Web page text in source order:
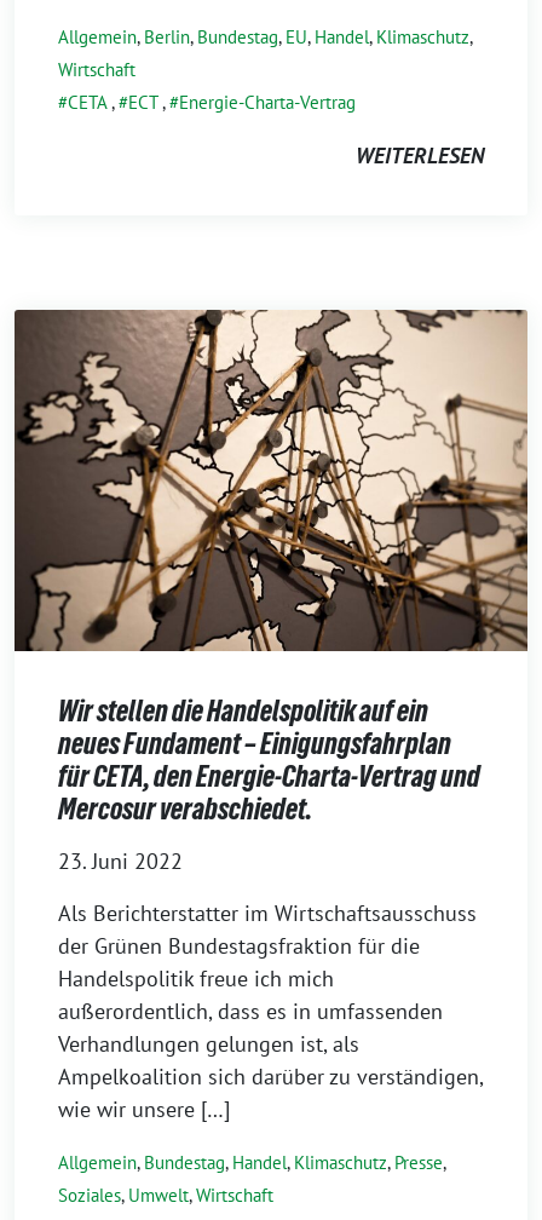
Allgemein, Berlin, Bundestag, EU, Handel, Klimaschutz,
Wirtschaft
CETA, ECT, Energie-Charta-Vertrag
WEITERLESEN
Wir stellen die Handelspolitik auf ein
neues Fundament – Einigungsfahrplan
für CETA, den Energie-Charta-Vertrag und
Mercosur verabschiedet.
23. Juni 2022
Als Berichterstatter im Wirtschaftsausschuss
der Grünen Bundestagsfraktion für die
Handelspolitik freue ich mich
außerordentlich, dass es in umfassenden
Verhandlungen gelungen ist, als
Ampelkoalition sich darüber zu verständigen,
wie wir unsere […]
Allgemein, Bundestag, Handel, Klimaschutz, Presse,
Soziales, Umwelt,Wirtschaft